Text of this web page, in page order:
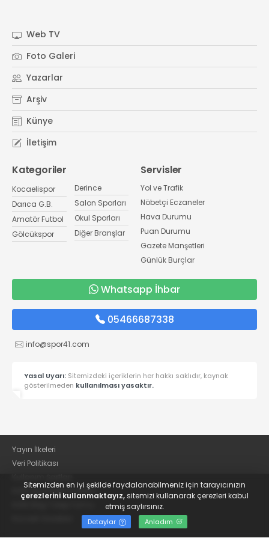
Web TV
Foto Galeri
Yazarlar
Arşiv
Künye
İletişim
Kategoriler
Kocaelispor
Darıca G.B.
Amatör Futbol
Gölcükspor
Derince
Salon Sporları
Okul Sporları
Diğer Branşlar
Servisler
Yol ve Trafik
Nöbetçi Eczaneler
Hava Durumu
Puan Durumu
Gazete Manşetleri
Günlük Burçlar
Whatsapp İhbar
05466687338
info@spor41.com
Yasal Uyarı: Sitemizdeki içeriklerin her hakkı saklıdır, kaynak
gösterilmeden kullanılması yasaktır.
Yayın İlkeleri
Veri Politikası
KVKK Aydınlatma Metni
Sitemizden en iyi şekilde faydalanabilmeniz için tarayıcınızın
çerezlerini kullanmaktayız,sitemizi kullanarak çerezleri kabul
etmiş saylırsınız.
Detaylar Anladım